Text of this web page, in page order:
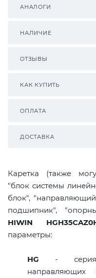
АНАЛОГИ
НАЛИЧИЕ
ОТЗЫВЫ
КАК КУПИТЬ
ОПЛАТА
ДОСТАВКА
Каретка (также
"блок системы
блок",
подшипник",
HIWIN
параметры:
HG - серия
направляющих